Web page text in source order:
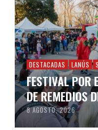
DESTACADAS LANÚS
FESTIVAL POR
DE REMEDIOS
8 AGOSTO, 2026